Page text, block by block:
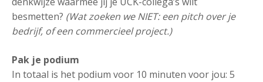
besmetten? (Wat zoeken we NIET: een pitch over je
bedrijf, of een commercieel project.)
Pak je podium
In totaal is het podium voor 10 minuten voor jou: 5